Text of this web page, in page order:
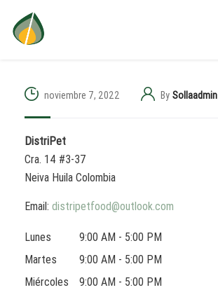
noviembre 7, 2022 By Sollaadmin
DistriPet
Cra. 14 #3-37
Neiva Huila Colombia
Email: distripetfood@outlook.com
Lunes
9:00 AM - 5:00 PM
Martes
9:00 AM - 5:00 PM
Miércoles
9:00 AM - 5:00 PM